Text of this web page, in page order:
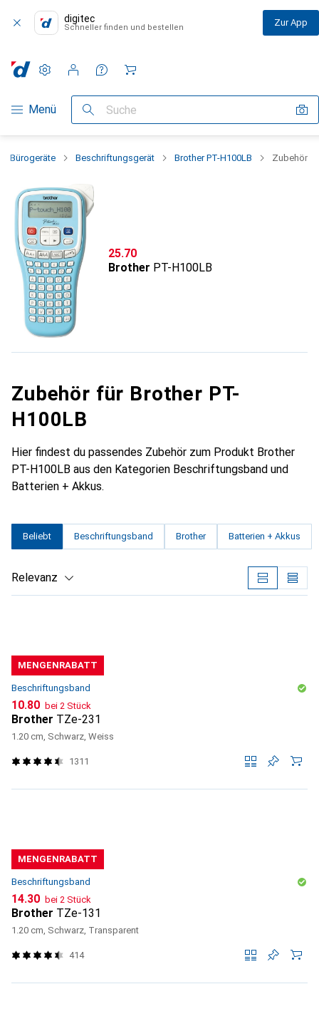
digitec
Schneller finden und bestellen Zur App
Navigation nach Kategorien
Menü Suche
Einstellungen
Kundenkonto
Vergleichslisten
Merklisten
Warenkorb
Bürogeräte Beschriftungsgerät Brother PT-H100LB Zubehör
CHF
25.70
Brother PT-H100LB
Zubehör für Brother PT-
H100LB
Hier findest du passendes Zubehör zum Produkt Brother
PT-H100LB aus den Kategorien Beschriftungsband und
Batterien + Akkus.
Beliebt Beschriftungsband Brother Batterien + Akkus
Relevanz
MENGENRABATT
Beschriftungsband
CHF
10.80 bei 2 Stück
Brother TZe-231
1.20 cm, Schwarz, Weiss
1311
MENGENRABATT
Beschriftungsband
CHF
14.30 bei 2 Stück
Brother TZe-131
1.20 cm, Schwarz, Transparent
414